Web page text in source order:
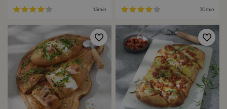
15min 30min
Spara